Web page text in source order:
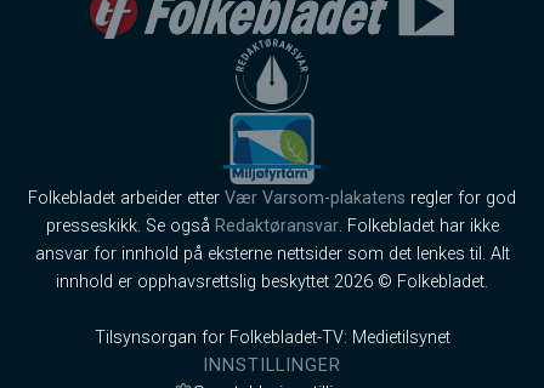
Folkebladet arbeider etter Vær Varsom-plakatens regler for god
presseskikk. Se også Redaktøransvar. Folkebladet har ikke
ansvar for innhold på eksterne nettsider som det lenkes til. Alt
innhold er opphavsrettslig beskyttet 2026 © Folkebladet.
Tilsynsorgan for Folkebladet-TV: Medietilsynet
INNSTILLINGER